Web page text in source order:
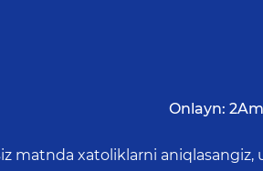
Onlayn: 2
matnda xatoliklarni